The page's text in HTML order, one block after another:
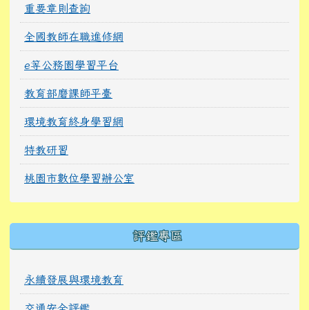
重要章則查詢
全國教師在職進修網
e等公務園學習平台
教育部磨課師平臺
環境教育終身學習網
特教研習
桃園市數位學習辦公室
評鑑專區
永續發展與環境教育
交通安全評鑑